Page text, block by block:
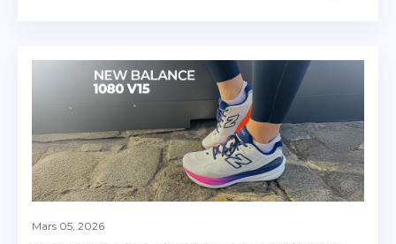
Mars 05, 2026